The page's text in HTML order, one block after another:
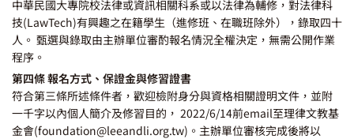
中華民國大專院校法律或資訊相關科系或以法律為輔修，對法律科
技(LawTech)有興趣之在籍學生（進修班、在職班除外），錄取四十
人。 甄選與錄取由主辦單位審酌報名情況全權決定，無需公開作業
程序。
第四條 報名方式、保證金與修習證書
符合第三條所述條件者，歡迎檢附身分與資格相關證明文件，並附
一千字以內個人簡介及修習目的， 2022/6/14前email至理律文教基
金會(foundation@leeandli.org.tw)。主辦單位審核完成後將以